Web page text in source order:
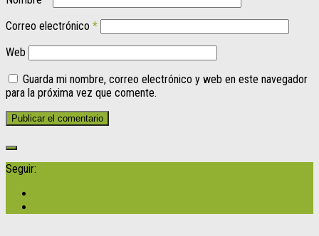
Correo electrónico *
Web
Guarda mi nombre, correo electrónico y web en este navegador
para la próxima vez que comente.
Seguir: